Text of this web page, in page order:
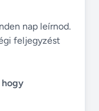
nap leírnod.
feljegyzést
hogy